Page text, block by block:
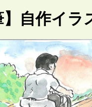
】自作イ